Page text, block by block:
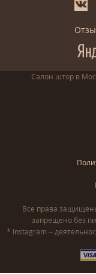
Салон штор в
Все права
запрещено без
* Instagram –